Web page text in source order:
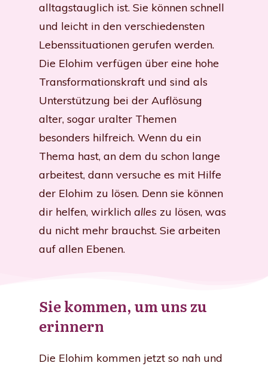
alltagstauglich ist. Sie können schnell
und leicht in den verschiedensten
Lebenssituationen gerufen werden.
Die Elohim verfügen über eine hohe
Transformationskraft und sind als
Unterstützung bei der Auflösung
alter, sogar uralter Themen
besonders hilfreich. Wenn du ein
Thema hast, an dem du schon lange
arbeitest, dann versuche es mit Hilfe
der Elohim zu lösen. Denn sie können
dir helfen, wirklich alles zu lösen, was
du nicht mehr brauchst. Sie arbeiten
auf allen Ebenen.
Sie kommen, um uns zu
erinnern
Die Elohim kommen jetzt so nah und